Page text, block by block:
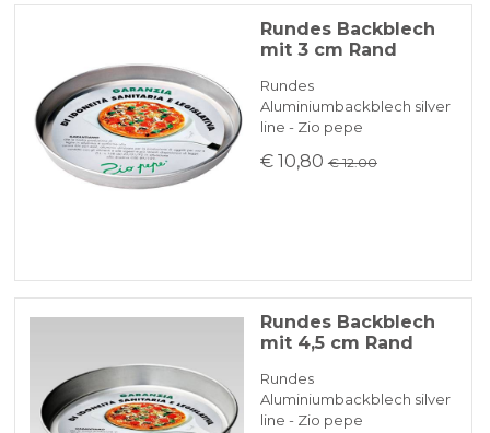
Rundes Backblech
mit 3 cm Rand
Rundes
Aluminiumbackblech silver
line - Zio pepe
€ 10,80 € 12.00
Rundes Backblech
mit 4,5 cm Rand
Rundes
Aluminiumbackblech silver
line - Zio pepe